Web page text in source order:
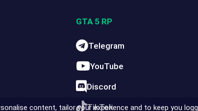
GTA 5 RP
Telegram
YouTube
Discord
TikTok
content, tailor your experience and to keep you